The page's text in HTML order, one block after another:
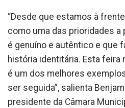
“Desde que estamos à
como uma das prioridades a
é genuíno e autêntico e que
história identitária. Esta feira
é um dos melhores
ser seguida”, salienta
presidente da Câmara